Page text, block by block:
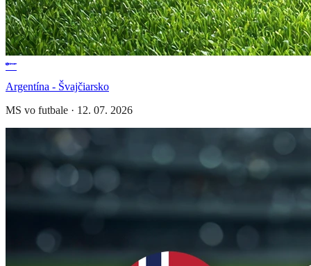
Argentína - Švajčiarsko
MS vo futbale · 12. 07. 2026